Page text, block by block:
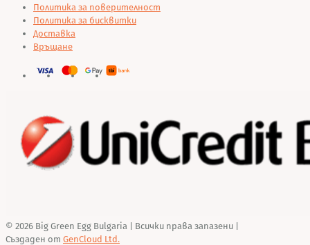
Политика за поверителност
Политика за бисквитки
Доставка
Връщане
© 2026 Big Green Egg Bulgaria
| Всички права запазени |
Създаден от GenCloud Ltd.